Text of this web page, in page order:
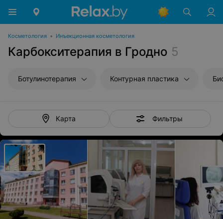
Косметология • Инъекционная косметология
Карбокситерапия в Гродно 5
Ботулинотерапия Контурная пластика
Карта Фильтры